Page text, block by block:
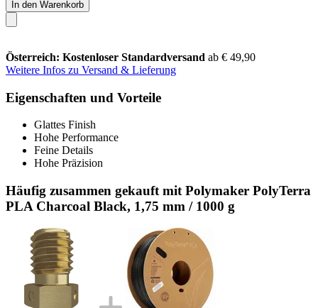
In den Warenkorb
Österreich: Kostenloser Standardversand ab € 49,90
Weitere Infos zu Versand & Lieferung
Eigenschaften und Vorteile
Glattes Finish
Hohe Performance
Feine Details
Hohe Präzision
Häufig zusammen gekauft mit Polymaker PolyTerra
PLA Charcoal Black, 1,75 mm / 1000 g